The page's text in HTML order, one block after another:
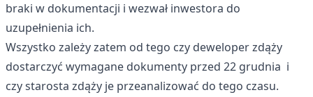
braki w dokumentacji i wezwał inwestora do
uzupełnienia ich.
Wszystko zależy zatem od tego czy deweloper zdąży
dostarczyć wymagane dokumenty przed 22 grudnia i
czy starosta zdąży je przeanalizować do tego czasu.